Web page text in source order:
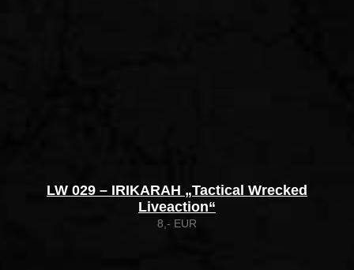
LW 029 – IRIKARAH „Tactical Wrecked
Liveaction“
8,- EUR